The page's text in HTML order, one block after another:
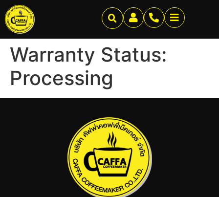
Warranty Status:
Processing